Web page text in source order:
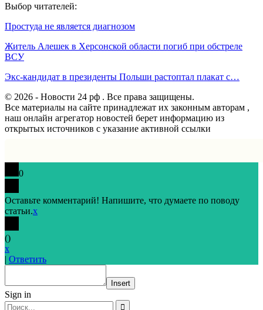
Выбор читателей:
Простуда не является диагнозом
Житель Алешек в Херсонской области погиб при обстреле
ВСУ
Экс-кандидат в президенты Польши растоптал плакат с…
© 2026 - Новости 24 рф . Все права защищены.
Все материалы на сайте принадлежат их законным авторам ,
наш онлайн агрегатор новостей берет информацию из
открытых источников с указание активной ссылки
0
Оставьте комментарий! Напишите, что думаете по поводу
статьи.x
()
x
| Ответить
Insert
Sign in